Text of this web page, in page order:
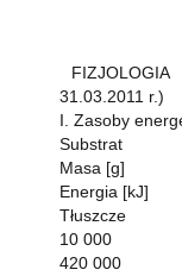
31.03.2011 r.)
I. Zasoby
Substrat
Masa [g]
Energia [kJ]
Tłuszcze
10 000
420 000